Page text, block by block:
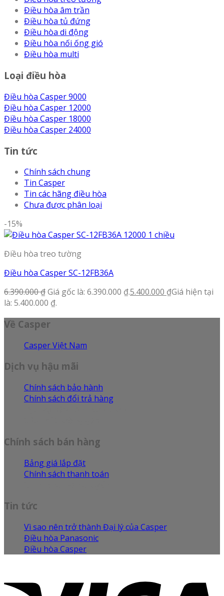
Điều hòa âm trần
Điều hòa tủ đứng
Điều hòa di động
Điều hòa nối ống gió
Điều hòa multi
Loại điều hòa
Điều hòa Casper 9000
Điều hòa Casper 12000
Điều hòa Casper 18000
Điều hòa Casper 24000
Tin tức
Chính sách chung
Tin Casper
Tin các hãng điều hòa
Chưa được phân loại
-15%
Điều hòa treo tường
Điều hòa Casper SC-12FB36A
6.390.000₫Giá gốc là: 6.390.000 ₫.5.400.000 ₫Giá hiện tại
là: 5.400.000 ₫.
Về Casper
Casper Việt Nam
Dịch vụ hậu mãi
Chính sách bảo hành
Chính sách đổi trả hàng
Chính sách bán hàng
Bảng giá lắp đặt
Chính sách thanh toán
Tin tức
Vì sao nên trở thành Đại lý của Casper
Điều hòa Panasonic
Điều hòa Casper